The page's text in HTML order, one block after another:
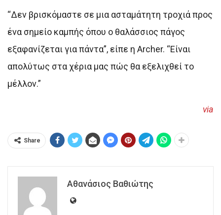
“Δεν βρισκόμαστε σε μια ασταμάτητη τροχιά προς
ένα σημείο καμπής όπου ο θαλάσσιος πάγος
εξαφανίζεται για πάντα”, είπε η Archer. “Είναι
απολύτως στα χέρια μας πώς θα εξελιχθεί το
μέλλον.”
via
Share
Αθανάσιος Βαθιώτης